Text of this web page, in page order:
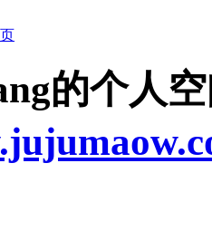
的个人